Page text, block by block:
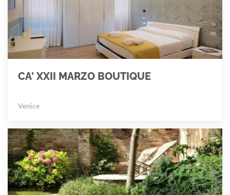
CA' XXII MARZO BOUTIQUE
Venice